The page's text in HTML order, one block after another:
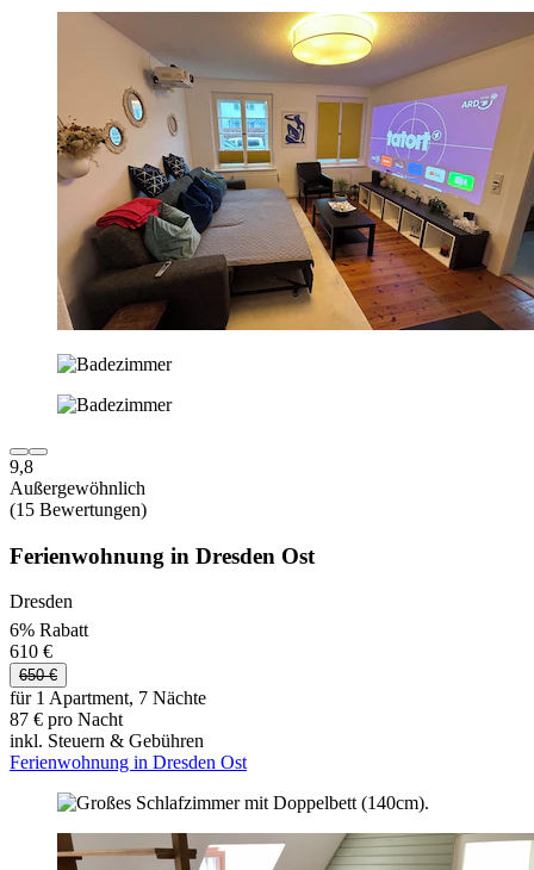
9,8
Außergewöhnlich
(15 Bewertungen)
Ferienwohnung in Dresden Ost
Dresden
6% Rabatt
610 €
650 €
für 1 Apartment, 7 Nächte
87 € pro Nacht
inkl. Steuern & Gebühren
Ferienwohnung in Dresden Ost